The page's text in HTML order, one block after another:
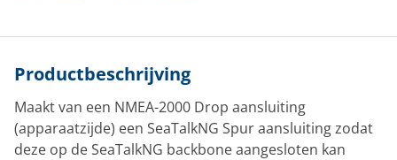
Productbeschrijving
Maakt van een NMEA-2000 Drop aansluiting
(apparaatzijde) een SeaTalkNG Spur aansluiting zodat
deze op de SeaTalkNG backbone aangesloten kan